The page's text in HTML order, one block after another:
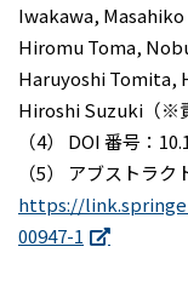
Iwakawa,
Hiromu Toma,
Haruyoshi Tomita,
Hiroshi Suzuki（※
（4） DOI 番号：
（5） アブストラク
https://
00947-1